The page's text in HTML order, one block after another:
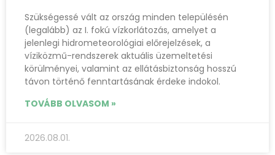
Szükségessé vált az ország minden településén
(legalább) az I. fokú vízkorlátozás, amelyet a
jelenlegi hidrometeorológiai előrejelzések, a
víziközmű-rendszerek aktuális üzemeltetési
körülményei, valamint az ellátásbiztonság hosszú
távon történő fenntartásának érdeke indokol.
TOVÁBB OLVASOM »
2026.08.01.